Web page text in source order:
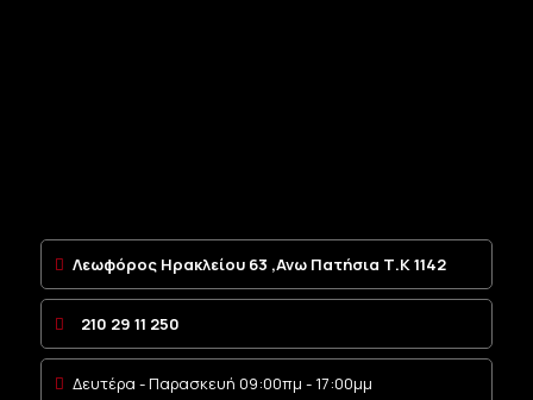
Λεωφόρος Ηρακλείου 63 ,Ανω Πατήσια Τ.Κ 1142
210 29 11 250
Δευτέρα - Παρασκευή 09:00πμ - 17:00μμ